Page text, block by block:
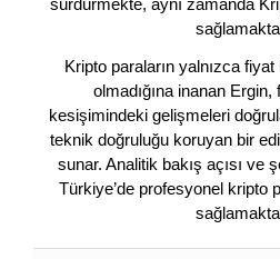
Kripto paraların yalnızca
olmadığına inanan
kesişimindeki gelişmeleri
teknik doğruluğu koruyan bir
sunar. Analitik bakış açısı ve
Türkiye’de profesyonel kripto